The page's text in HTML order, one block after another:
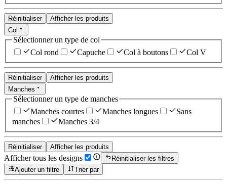
Réinitialiser
Afficher les produits
Col
Sélectionner un type de col
Col rond
Capuche Col à boutons Col V
Réinitialiser
Afficher les produits
Manches
Sélectionner un type de manches
Manches courtes
Manches longues
Sans
manches
Manches 3/4
Réinitialiser Afficher les produits
Afficher tous les designs
Réinitialiser les filtres
Ajouter un filtre
Trier par